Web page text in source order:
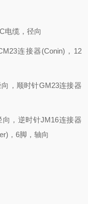
电缆，径向
连接器(Conin)，12
，顺时针GM23连接器
，逆时针JM16连接器
，6脚，轴向